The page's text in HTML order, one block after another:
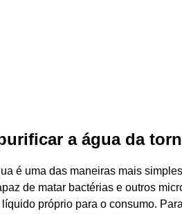
a água da
é uma das maneiras mais
de matar bactérias e outros
próprio para o consumo.